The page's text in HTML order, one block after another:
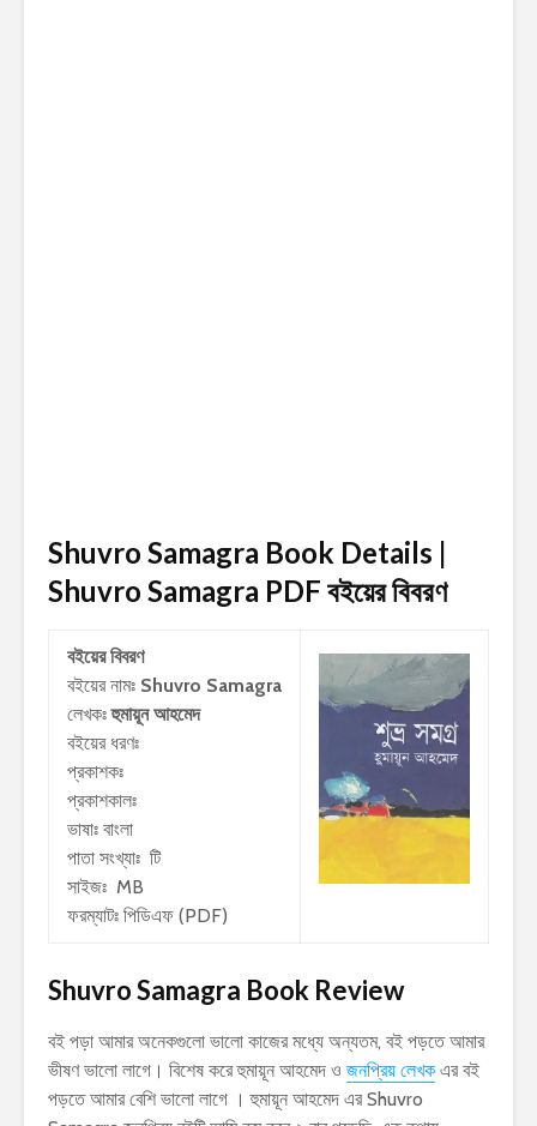
Shuvro Samagra Book Details |
Shuvro Samagra PDF বইয়ের বিবরণ
বইয়ের বিবরণ
বইয়ের নামঃ Shuvro Samagra
লেখকঃহুমায়ূন আহমেদ
বইয়ের ধরণঃ
প্রকাশকঃ
প্রকাশকালঃ
ভাষাঃ বাংলা
পাতা সংখ্যাঃ টি
সাইজঃ MB
ফরম্যাটঃ পিডিএফ (PDF)
Shuvro Samagra Book Review
বই পড়া আমার অনেকগুলো ভালো কাজের মধ্যে অন্যতম, বই পড়তে আমার
ভীষণ ভালো লাগে। বিশেষ করে হুমায়ূন আহমেদ ও জনপ্রিয় লেখক এর বই
পড়তে আমার বেশি ভালো লাগে । হুমায়ূন আহমেদ এর Shuvro